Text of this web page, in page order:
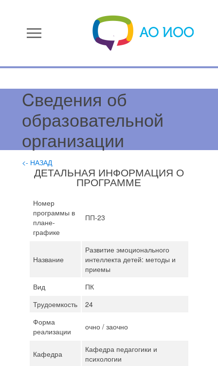
menu
Cведения об
образовательной
организации
<- НАЗАД
ДЕТАЛЬНАЯ ИНФОРМАЦИЯ О
ПРОГРАММЕ
Номер
программы в
плане-
графике
ПП-23
Название
Развитие эмоционального
интеллекта детей: методы и
приемы
Вид
ПК
Трудоемкость
24
Форма
реализации
очно / заочно
Кафедра
Кафедра педагогики и
психологии